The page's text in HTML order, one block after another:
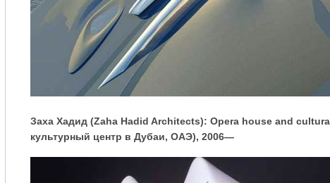
Заха Хадид (Zaha Hadid Architects): Opera house and
культурный центр в Дубаи, ОАЭ), 2006—